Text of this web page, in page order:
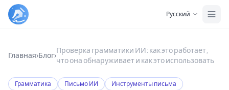
Русский
Главная›Блог›
Проверка грамматики ИИ: как это работает,
что она обнаруживает и как это использовать
Грамматика Письмо ИИ
Инструменты письма